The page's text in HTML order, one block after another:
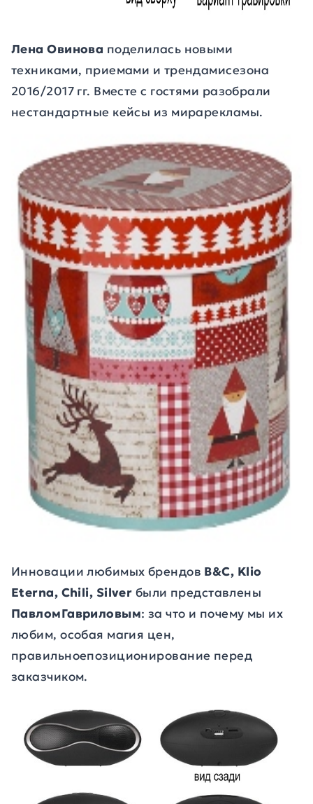
Лена Овинова поделилась новыми
техниками, приемами и трендамисезона
2016/2017 гг. Вместе с гостями разобрали
нестандартные кейсы из мирарекламы.
Инновации любимых брендов B&C, Klio
Eterna, Chili, Silver были представлены
ПавломГавриловым: за что и почему мы их
любим, особая магия цен,
правильноепозиционирование перед
заказчиком.